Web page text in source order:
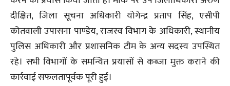
दीक्षित, जिला सूचना अधिकारी योगेन्द्र प्रताप सिंह, एसीपी
कोतवाली उपासना पाण्डेय, राजस्व विभाग के अधिकारी, स्थानीय
पुलिस अधिकारी और प्रशासनिक टीम के अन्य सदस्य उपस्थित
रहे। सभी विभागों के समन्वित प्रयासों से कब्जा मुक्त कराने की
कार्रवाई सफलतापूर्वक पूरी हुई।